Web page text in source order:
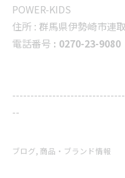
POWER-KIDS
住所 : 群馬県伊勢崎市連
電話番号 : 0270-23-9080
--
ブログ 商品・ブランド情報